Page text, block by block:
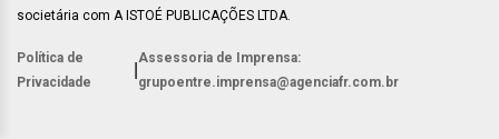
societária com A ISTOÉ PUBLICAÇÕES LTDA.
Política de
Privacidade
Assessoria de Imprensa:
grupoentre.imprensa@agenciafr.com.br